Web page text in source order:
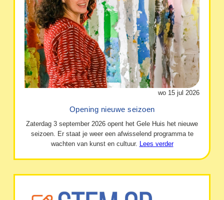
wo 15 jul 2026
Opening nieuwe seizoen
Zaterdag 3 september 2026 opent het Gele Huis het nieuwe
seizoen. Er staat je weer een afwisselend programma te
wachten van kunst en cultuur. Lees verder